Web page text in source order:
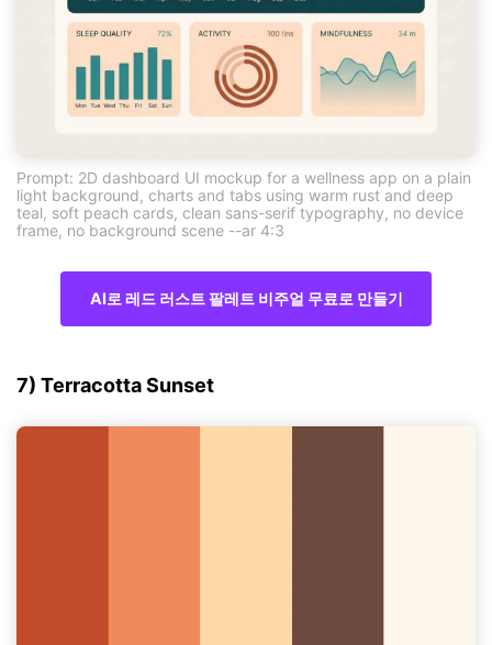
Prompt: 2D dashboard UI mockup for a wellness app on a plain
light background, charts and tabs using warm rust and deep
teal, soft peach cards, clean sans-serif typography, no device
frame, no background scene --ar 4:3
AI로 레드 러스트 팔레트 비주얼 무료로 만들기
7) Terracotta Sunset